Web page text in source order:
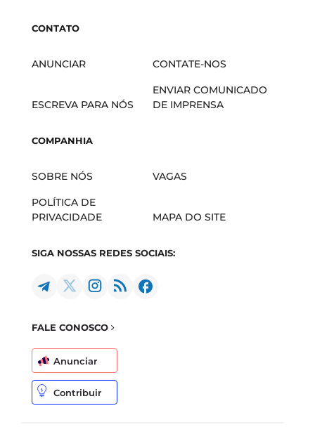
CONTATO
ANUNCIAR CONTATE-NOS
ESCREVA PARA NÓS
ENVIAR COMUNICADO
DE IMPRENSA
COMPANHIA
SOBRE NÓS VAGAS
POLÍTICA DE
PRIVACIDADE
MAPA DO SITE
SIGA NOSSAS REDES SOCIAIS:
FALE CONOSCO
Anunciar
Contribuir